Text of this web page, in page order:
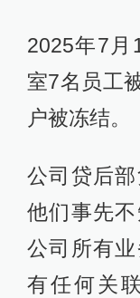
2025年7月
室7名员工
户被冻结。
公司贷后
他们事先
公司所有
有任何关